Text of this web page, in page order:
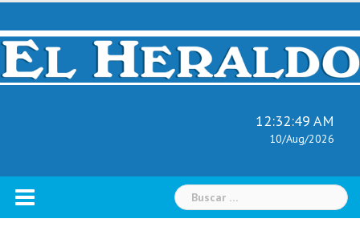
Skip
content
12:32:50 AM
10/Aug/2026
Buscar: